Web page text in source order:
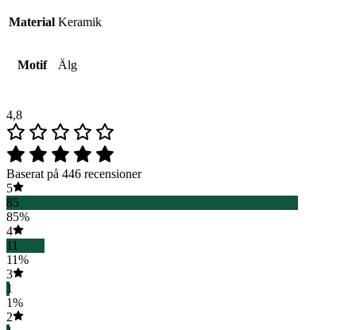
Material Keramik
Motif Älg
4,8
Baserat på 446 recensioner
5
85
85%
4
11
11%
3
1
1%
2